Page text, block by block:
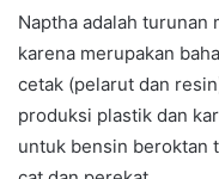
Naptha adalah turunan
karena merupakan
cetak (pelarut dan
produksi plastik dan
untuk bensin beroktan